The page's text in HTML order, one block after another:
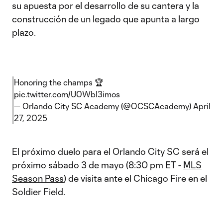
su apuesta por el desarrollo de su cantera y la
construcción de un legado que apunta a largo
plazo.
Honoring the champs 🏆
pic.twitter.com/U0WbI3imos
— Orlando City SC Academy (@OCSCAcademy) April
27, 2025
El próximo duelo para el Orlando City SC será el
próximo sábado 3 de mayo (8:30 pm ET - MLS
Season Pass) de visita ante el Chicago Fire en el
Soldier Field.